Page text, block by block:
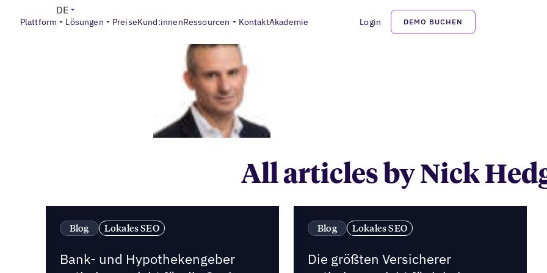
Plattform Lösungen PreiseKund:innenRessourcen KontaktAkademie Login DEMO BUCHEN
DE
Nick Hedges
All articles by Nick
Blog Lokales SEO
Bank- und Hypothekengeber
Blog Lokales SEO
Die größten Versicherer